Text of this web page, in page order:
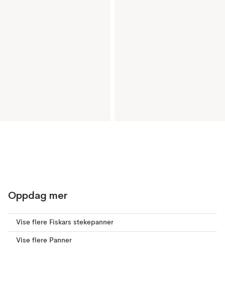
Oppdag mer
Vise flere Fiskars stekepanner
Vise flere Panner